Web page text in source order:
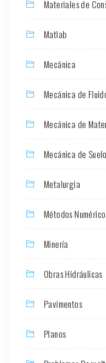
Materiales de
Matlab
Mecánica
Mecánica de
Mecánica de
Mecánica de
Metalurgia
Métodos
Minería
Obras Hidráulicas
Pavimentos
Planos